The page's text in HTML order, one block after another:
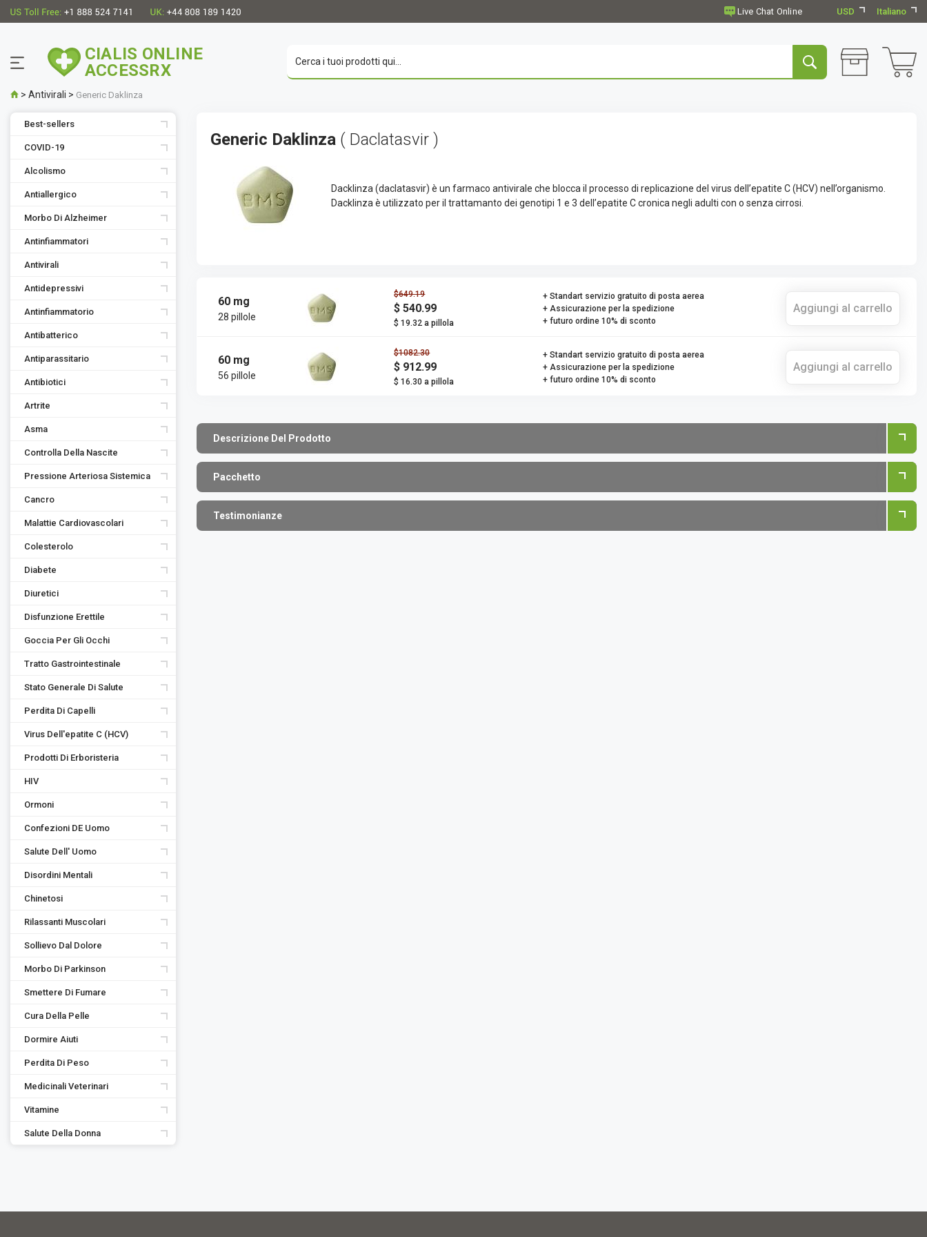
USD Italiano
CIALIS ONLINE
ACCESSRX
> Antivirali > Generic Daklinza
Best-sellers
COVID-19
Alcolismo
Antiallergico
Morbo Di Alzheimer
Antinfiammatori
Antivirali
Antidepressivi
Antinfiammatorio
Antibatterico
Antiparassitario
Antibiotici
Artrite
Asma
Controlla Della Nascite
Pressione Arteriosa Sistemica
Сancro
Malattie Cardiovascolari
Colesterolo
Diabete
Diuretici
Disfunzione Erettile
Goccia Per Gli Occhi
Tratto Gastrointestinale
Stato Generale Di Salute
Perdita Di Capelli
Virus Dell'epatite C (HCV)
Prodotti Di Erboristeria
HIV
Ormoni
Confezioni DE Uomo
Salute Dell' Uomo
Disordini Mentali
Chinetosi
Rilassanti Muscolari
Sollievo Dal Dolore
Morbo Di Parkinson
Smettere Di Fumare
Cura Della Pelle
Dormire Aiuti
Perdita Di Peso
Medicinali Veterinari
Vitamine
Salute Della Donna
Generic Daklinza ( Daclatasvir )
Dacklinza (daclatasvir) è un farmaco antivirale che blocca il processo di replicazione del virus dell’epatite C (HCV) nell’organismo.
Dacklinza è utilizzato per il trattamanto dei genotipi 1 e 3 dell’epatite C cronica negli adulti con o senza cirrosi.
60 mg
28 pillole
$649.19
$ 540.99
$ 19.32 a pillola
+ Standart servizio gratuito di posta aerea
+ Assicurazione per la spedizione
+ futuro ordine 10% di sconto
Aggiungi al carrello
60 mg
56 pillole
$1082.30
$ 912.99
$ 16.30 a pillola
+ Standart servizio gratuito di posta aerea
+ Assicurazione per la spedizione
+ futuro ordine 10% di sconto
Aggiungi al carrello
Descrizione Del Prodotto
Pacchetto
Testimonianze